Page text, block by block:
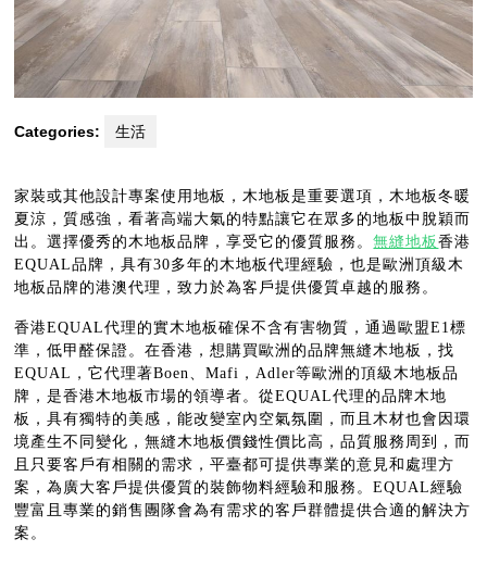
Categories: 生活
家裝或其他設計專案使用地板，木地板是重要選項，木地板冬暖
夏涼，質感強，看著高端大氣的特點讓它在眾多的地板中脫穎而
出。選擇優秀的木地板品牌，享受它的優質服務。無縫地板香港
EQUAL品牌，具有30多年的木地板代理經驗，也是歐洲頂級木
地板品牌的港澳代理，致力於為客戶提供優質卓越的服務。
香港EQUAL代理的實木地板確保不含有害物質，通過歐盟E1標
準，低甲醛保證。在香港，想購買歐洲的品牌無縫木地板，找
EQUAL，它代理著Boen、Mafi，Adler等歐洲的頂級木地板品
牌，是香港木地板市場的領導者。從EQUAL代理的品牌木地
板，具有獨特的美感，能改變室內空氣氛圍，而且木材也會因環
境產生不同變化，無縫木地板價錢性價比高，品質服務周到，而
且只要客戶有相關的需求，平臺都可提供專業的意見和處理方
案，為廣大客戶提供優質的裝飾物料經驗和服務。EQUAL經驗
豐富且專業的銷售團隊會為有需求的客戶群體提供合適的解決方
案。